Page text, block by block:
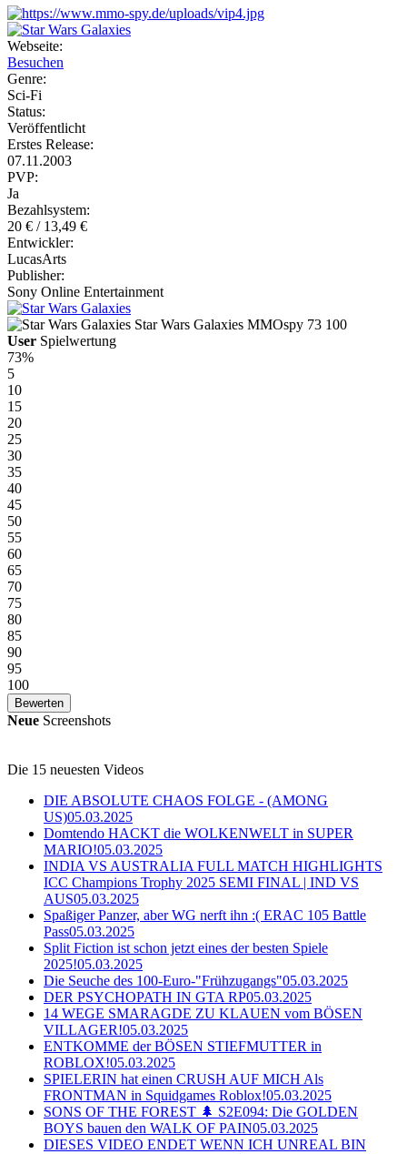
Webseite:
Besuchen
Genre:
Sci-Fi
Status:
Veröffentlicht
Erstes Release:
07.11.2003
PVP:
Ja
Bezahlsystem:
20 € / 13,49 €
Entwickler:
LucasArts
Publisher:
Sony Online Entertainment
Star Wars Galaxies MMOspy 73 100
User Spielwertung
73%
5
10
15
20
25
30
35
40
45
50
55
60
65
70
75
80
85
90
95
100
Neue Screenshots
Die 15 neuesten Videos
DIE ABSOLUTE CHAOS FOLGE - (AMONG
US)05.03.2025
Domtendo HACKT die WOLKENWELT in SUPER
MARIO!05.03.2025
INDIA VS AUSTRALIA FULL MATCH HIGHLIGHTS
ICC Champions Trophy 2025 SEMI FINAL | IND VS
AUS05.03.2025
Spaßiger Panzer, aber WG nerft ihn :( ERAC 105 Battle
Pass05.03.2025
Split Fiction ist schon jetzt eines der besten Spiele
2025!05.03.2025
Die Seuche des 100-Euro-"Frühzugangs"05.03.2025
DER PSYCHOPATH IN GTA RP05.03.2025
14 WEGE SMARAGDE ZU KLAUEN vom BÖSEN
VILLAGER!05.03.2025
ENTKOMME der BÖSEN STIEFMUTTER in
ROBLOX!05.03.2025
SPIELERIN hat einen CRUSH AUF MICH Als
FRONTMAN in Squidgames Roblox!05.03.2025
SONS OF THE FOREST 🌲 S2E094: Die GOLDEN
BOYS bauen den WALK OF PAIN05.03.2025
DIESES VIDEO ENDET WENN ICH UNREAL BIN